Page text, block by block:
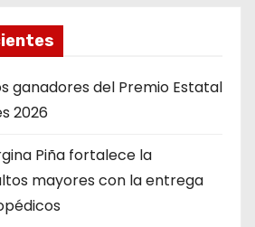
ganadores del Premio Estatal
2026
Piña fortalece la
mayores con la entrega